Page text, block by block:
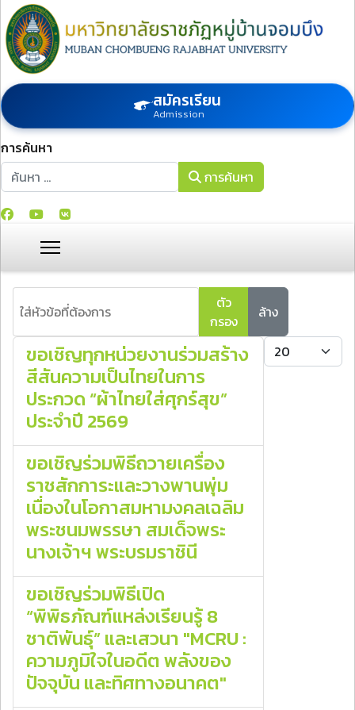
สมัครเรียน
Admission
การค้นหา
การค้นหา
การค้นหา
ตัว
กรอง
ล้าง
แสดง #
ขอเชิญทุกหน่วยงานร่วมสร้าง
สีสันความเป็นไทยในการ
ประกวด “ผ้าไทยใส่ศุกร์สุข”
ประจำปี 2569
ขอเชิญร่วมพิธีถวายเครื่อง
ราชสักการะและวางพานพุ่ม
เนื่องในโอกาสมหามงคลเฉลิม
พระชนมพรรษา สมเด็จพระ
นางเจ้าฯ พระบรมราชินี
ขอเชิญร่วมพิธีเปิด
“พิพิธภัณฑ์แหล่งเรียนรู้ 8
ชาติพันธุ์” และเสวนา "MCRU :
ความภูมิใจในอดีต พลังของ
ปัจจุบัน และทิศทางอนาคต"